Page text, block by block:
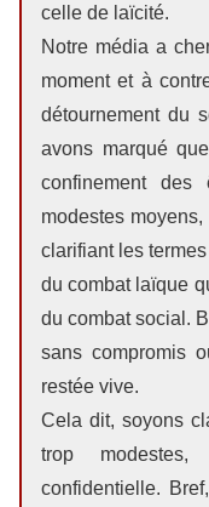
celle de laïcité.
Notre média a
moment et à
détournement du
avons marqué
confinement
modestes
clarifiant les
du combat laïque
du combat social.
sans compromis
restée vive.
Cela dit, soyons
trop
confidentielle.